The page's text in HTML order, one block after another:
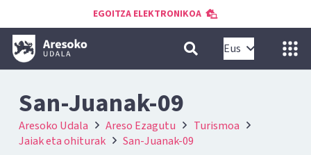
EGOITZA ELEKTRONIKOA
Eus
San-Juanak-09
Aresoko Udala Areso Ezagutu
Turismoa
Jaiak eta ohiturak
San-Juanak-09